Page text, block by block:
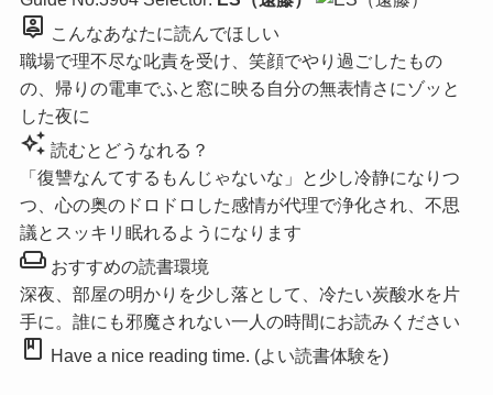
person_pin
こんなあなたに読んでほしい
職場で理不尽な叱責を受け、笑顔でやり過ごしたもの
の、帰りの電車でふと窓に映る自分の無表情さにゾッと
した夜に
auto_awesome 読むとどうなれる？
「復讐なんてするもんじゃないな」と少し冷静になりつ
つ、心の奥のドロドロした感情が代理で浄化され、不思
議とスッキリ眠れるようになります
weekendおすすめの読書環境
深夜、部屋の明かりを少し落として、冷たい炭酸水を片
手に。誰にも邪魔されない一人の時間にお読みください
book Have a nice reading time. (よい読書体験を)